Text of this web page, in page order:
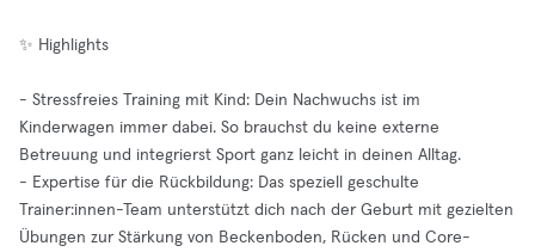
✨ Highlights
- Stressfreies Training mit Kind: Dein Nachwuchs ist im
Kinderwagen immer dabei. So brauchst du keine externe
Betreuung und integrierst Sport ganz leicht in deinen Alltag.
- Expertise für die Rückbildung: Das speziell geschulte
Trainer:innen-Team unterstützt dich nach der Geburt mit gezielten
Übungen zur Stärkung von Beckenboden, Rücken und Core-